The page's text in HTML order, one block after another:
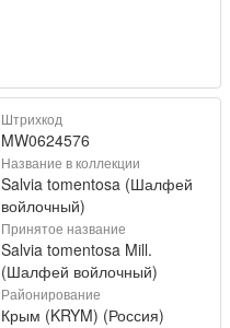
Штрихкод
MW0624576
Название в коллекции
Salvia tomentosa (Шалфей
войлочный)
Принятое название
Salvia tomentosa Mill.
(Шалфей войлочный)
Районирование
Крым (KRYM) (Россия)